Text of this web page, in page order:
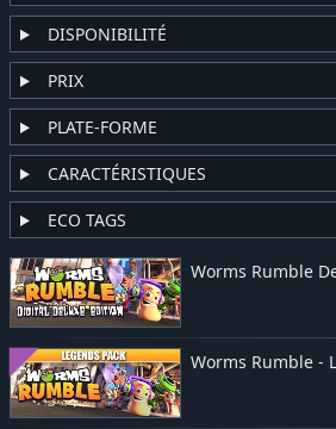
Worms Rumble
Worms Rumble -
DISPONIBILITÉ
PRIX
PLATE-FORME
CARACTÉRISTIQUES
ECO TAGS